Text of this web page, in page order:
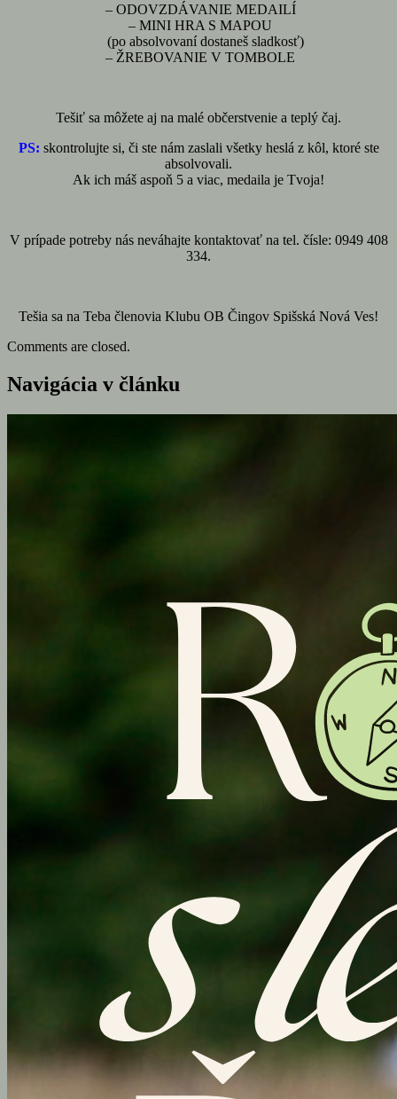
– ODOVZDÁVANIE MEDAILÍ
– MINI HRA S MAPOU
(po absolvovaní dostaneš sladkosť)
– ŽREBOVANIE V TOMBOLE
Tešiť sa môžete aj na malé občerstvenie a teplý čaj.
PS: skontrolujte si, či ste nám zaslali všetky heslá z kôl, ktoré ste
absolvovali.
Ak ich máš aspoň 5 a viac, medaila je Tvoja!
V prípade potreby nás neváhajte kontaktovať na tel. čísle: 0949 408
334.
Tešia sa na Teba členovia Klubu OB Čingov Spišská Nová Ves!
Comments are closed.
Navigácia v článku